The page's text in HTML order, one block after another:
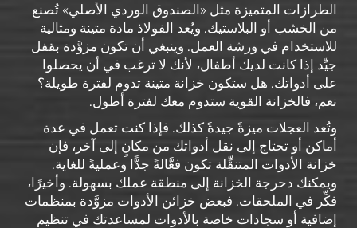
الطرازات المتميزة مثل «الصندوق الوردي الأصلي» تُصنع
من الخشب أو البلاستيك. ويُعد الفولاذ مادة متينة ومثالية
للاستخدام في ورشة العمل. وينبغي أن تكون مزوَّدة بقفل
جيِّد إذا كانت لديك أطفال، لأنك لا ترغب في أن يحصلوا
على أدواتك. هل ستكون خزانة متينة تدوم لفترة طويلة؟
نعم، فالخزانة القوية ستدوم معك لفترة أطول.
وتُعد العجلات ميزةً جيدةً كذلك. فإذا كنت تعمل في عدة
أماكن أو تحتاج إلى نقل أدواتك من مكانٍ إلى آخر، فإن
خزانة الأدوات المتنقِّلة تكون فعَّالةً جدًّا وعمليةً للغاية.
ويمكنك دحرجة الخزانة إلى منطقة عملك بسهولة. وأخيرًا،
فكِّر في الملحقات. فبعض خزائن الأدوات مزوَّدة بمنظمات
إضافية أو سجادات خاصة بالأدوات لمساعدتك في تنظيم